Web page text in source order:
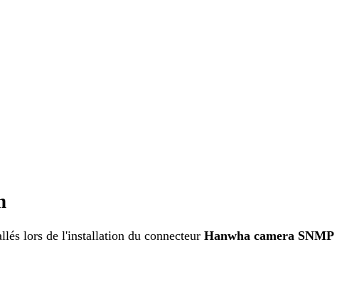
lors de l'installation du connecteur Hanwha camera SNMP